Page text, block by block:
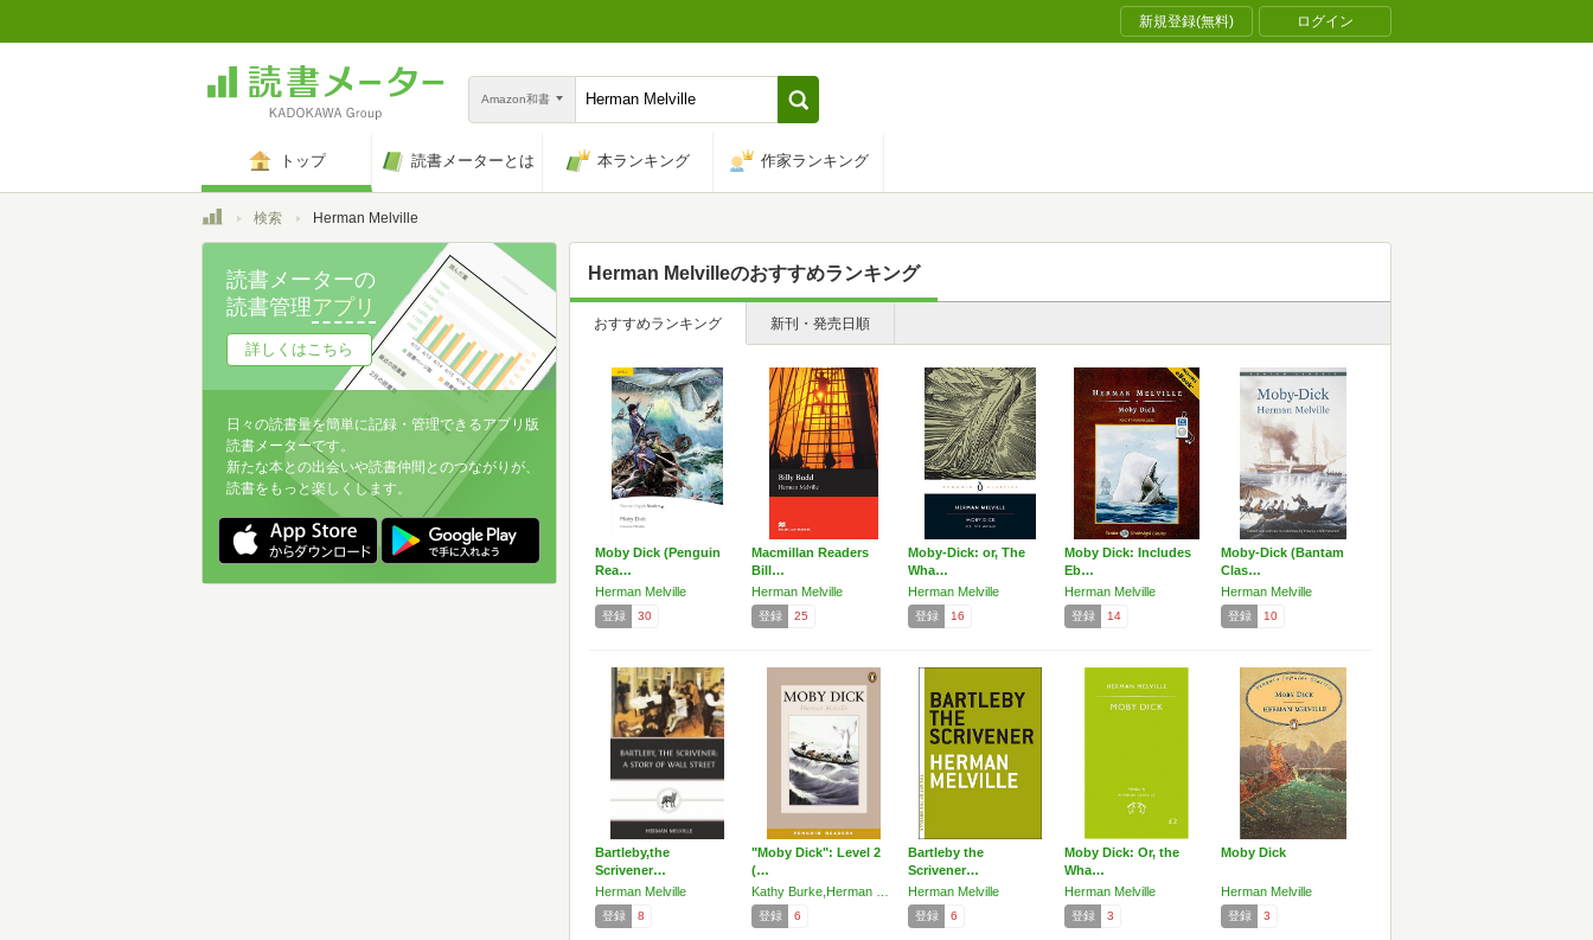
新規登録(無料) ログイン
Amazon和書
トップ 読書メーターとは 本ランキング 作家ランキング
トップ検索 Herman Melville
Herman Melvilleのおすすめランキング
おすすめランキング 新刊・発売日順
Moby Dick (Penguin
Rea…
Herman Melville
登録 30
Macmillan Readers
Bill…
Herman Melville
登録 25
Moby-Dick: or, The
Wha…
Herman Melville
登録 16
Moby Dick: Includes
Eb…
Herman Melville
登録 14
Moby-Dick (Bantam
Clas…
Herman Melville
登録 10
Bartleby,the
Scrivener…
Herman Melville
登録 8
"Moby Dick": Level 2
(…
登録 6
Bartleby the
Scrivener…
Herman Melville
登録 6
Moby Dick: Or, the
Wha…
Herman Melville
登録 3
Moby Dick
Herman Melville
登録 3
読書メーターの
読書管理アプリ
詳しくはこちら
日々の読書量を簡単に記録・管理できるアプリ版
読書メーターです。
新たな本との出会いや読書仲間とのつながりが、
読書をもっと楽しくします。